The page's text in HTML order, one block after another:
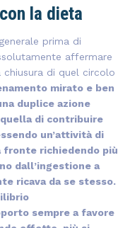
la dieta
prima di
affermare
chiusura di quel circolo
mirato e ben
duplice azione
di contribuire
un’attività di
fronte richiedendo più
dall’ingestione a
ricava da se stesso.
sempre a favore